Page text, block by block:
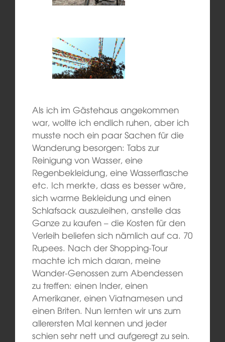
Als ich im Gästehaus angekommen
war, wollte ich endlich ruhen, aber ich
musstenoch ein paar Sachen für die
Wanderung besorgen: Tabs zur
Reinigung von Wasser, eine
Regenbekleidung, eine Wasserflasche
etc. Ich merkte, dass es besser wäre,
sich warme Bekleidung und einen
Schlafsack auszuleihen, anstelle das
Ganze zu kaufen – die Kosten für den
Verleih beliefensich nämlich auf ca. 70
Rupees. Nach der Shopping-Tour
machte ich mich daran, meine
Wander-Genossenzum Abendessen
zu treffen: einenInder, einen
Amerikaner, einenViatnamesen und
einenBriten. Nun lernten wir uns zum
allerersten Mal kennen und jeder
schien sehr nett und aufgeregt zu sein.